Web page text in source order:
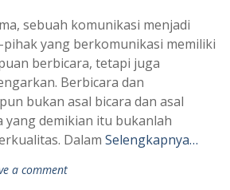
sebuah komunikasi menjadi
yang berkomunikasi memiliki
berbicara, tetapi juga
Berbicara dan
bukan asal bicara dan asal
yang demikian itu bukanlah
Dalam Selengkapnya…
a comment